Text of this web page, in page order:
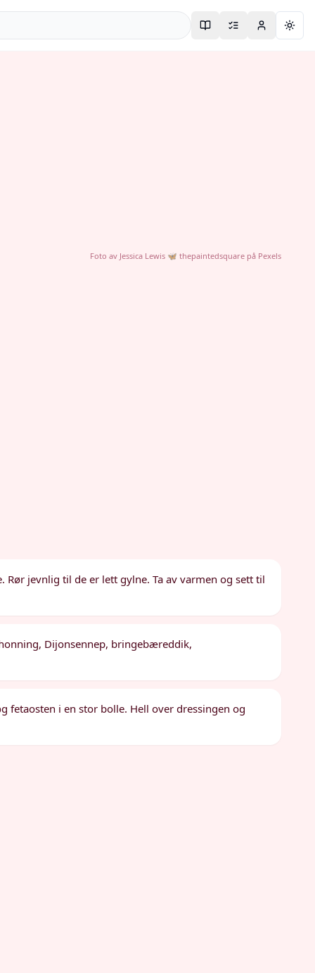
Foto av Jessica Lewis 🦋 thepaintedsquarepå Pexels
jevnlig til de er lett gylne. Ta av varmen og sett til
Dijonsennep, bringebæreddik,
fetaosten i en stor bolle. Hell over dressingen og